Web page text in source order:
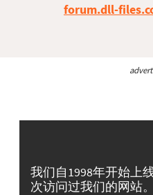
forum.dll-
我们自1998年开始上
次访问过我们的网站。